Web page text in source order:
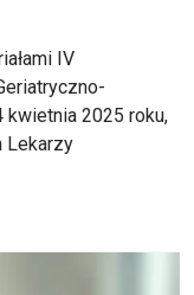
IV
kwietnia 2025 roku,
Lekarzy